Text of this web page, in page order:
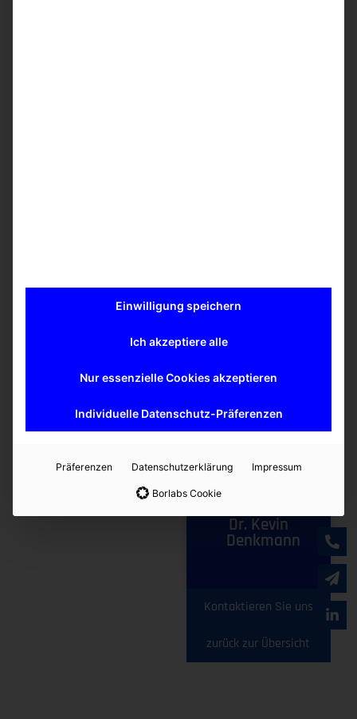
11,4 cm
Auswahl an Spritzen erhältlich
Dr. Kevin
Denkmann
Kontaktieren Sie uns
zurück zur Übersicht
Ähnliche Produkte
Einwilligung speichern
Ich akzeptiere alle
Nur essenzielle Cookies akzeptieren
Individuelle Datenschutz-Präferenzen
Präferenzen Datenschutzerklärung Impressum
Borlabs Cookie